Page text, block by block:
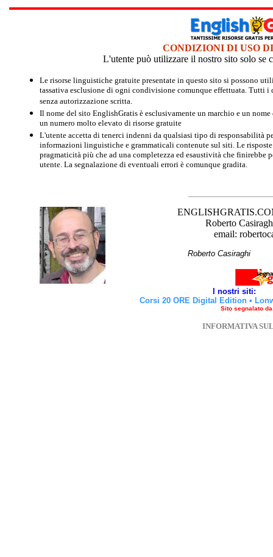
CONDIZIONI DI USO
L'utente può utilizzare il nostro sito solo se
Le risorse linguistiche gratuite presentate in questo sito si possono
tassativa esclusione di ogni condivisione comunque effettuata. Tutti
senza autorizzazione scritta.
Il nome del sito EnglishGratis è esclusivamente un marchio e un
un numero molto elevato di risorse gratuite
L'utente accetta di tenerci indenni da qualsiasi tipo di responsabilità
informazioni linguistiche e grammaticali contenute sul siti. Le
pragmaticità più che ad una completezza ed esaustività che finirebbe
utente. La segnalazione di eventuali errori è comunque gradita.
Roberto
email:
Roberto
I nostri siti:
Corsi 20 ORE Digital Edition •
Sito segnalato
INFORMATIVA